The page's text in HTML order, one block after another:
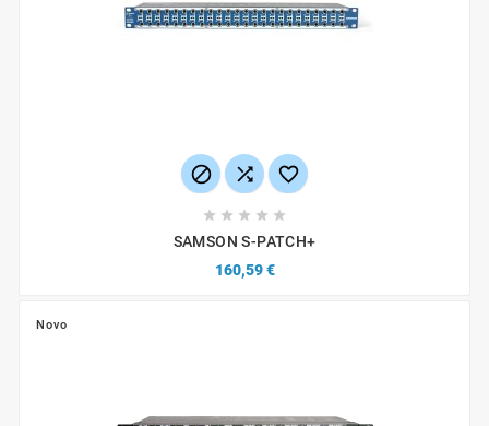
  
    
SAMSON S-PATCH+
160,59 €
Novo